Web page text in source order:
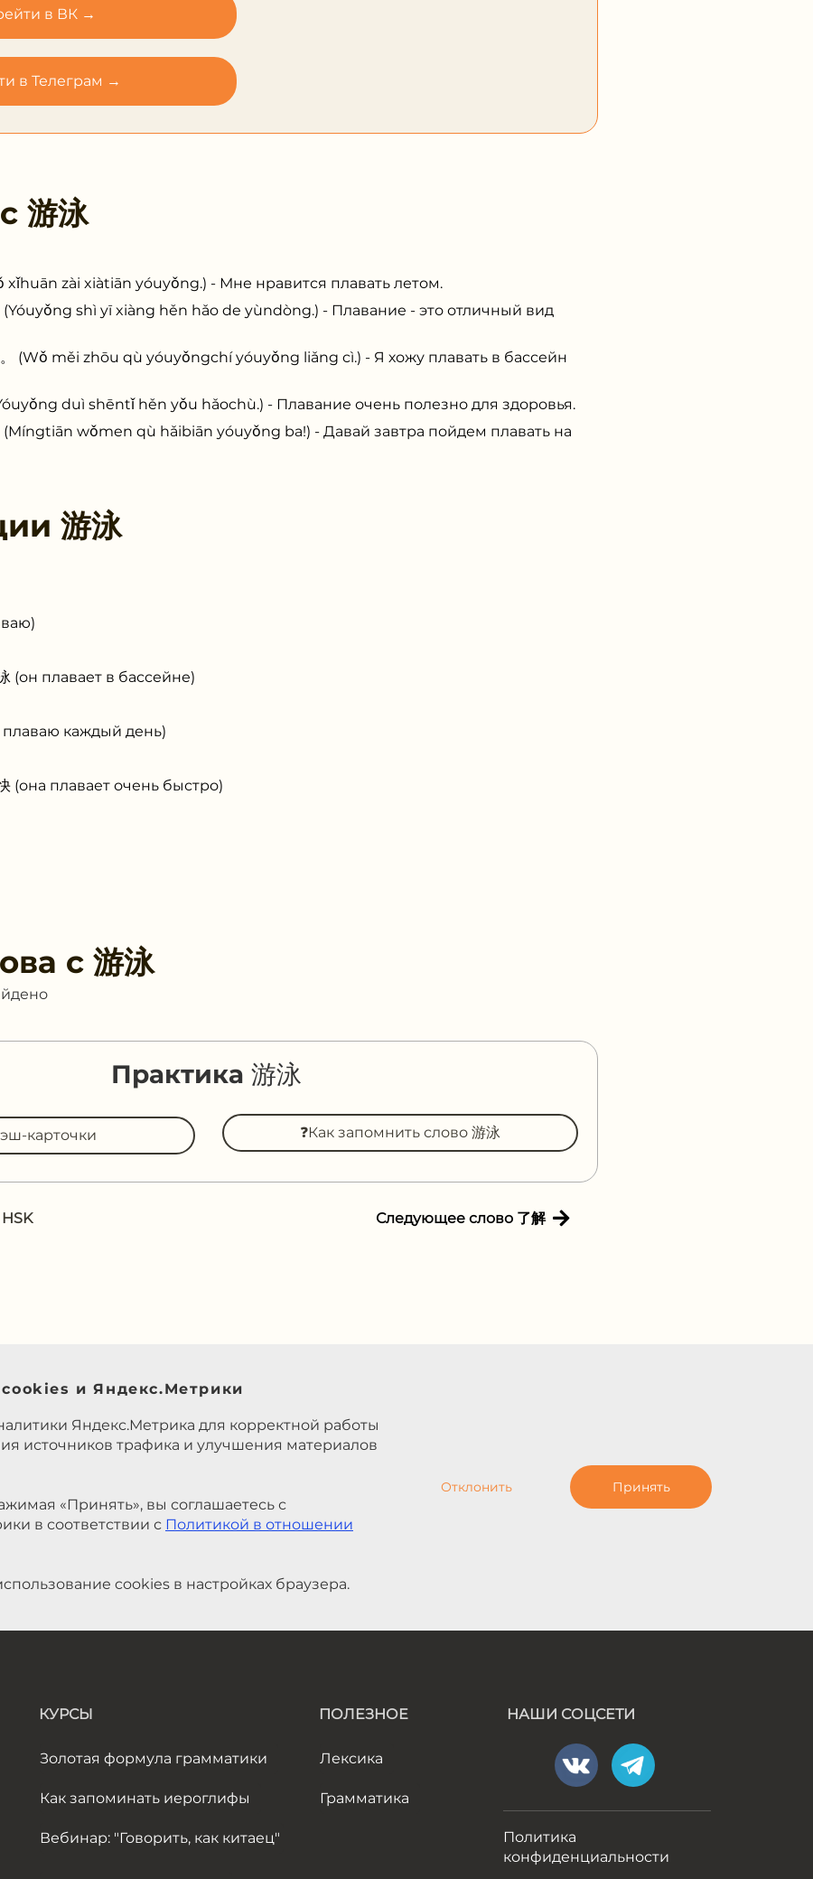
в ВК →
в Телеграм →
游泳
xǐhuān zài xiàtiān yóuyǒng.) - Мне нравится плавать летом.
(Yóuyǒng shì yī xiàng hěn hǎo de yùndòng.) - Плавание - это отличный вид
。 (Wǒ měi zhōu qù yóuyǒngchí yóuyǒng liǎng cì.) - Я хожу плавать в бассейн
duì shēntǐ hěn yǒu hǎochù.) - Плавание очень полезно для здоровья.
(Míngtiān wǒmen qù hǎibiān yóuyǒng ba!) - Давай завтра пойдем плавать на
游泳
(он плавает в бассейне)
плаваю каждый день)
(она плавает очень быстро)
с 游泳
Практика 游泳
карточки ❓Как запомнить слово 游泳
Следующее слово 了解
и Яндекс.Метрики
Яндекс.Метрика для корректной работы
источников трафика и улучшения материалов
«Принять», вы соглашаетесь с
в соответствии с Политикой в отношении
cookies в настройках браузера.
Отклонить Принять
КУРСЫ
Золотая формула грамматики
Как запоминать иероглифы
Вебинар: "Говорить, как китаец"
ПОЛЕЗНОЕ
Лексика
Грамматика
НАШИ СОЦСЕТИ
Политика
конфиденциальности